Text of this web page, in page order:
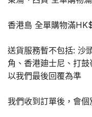
香港島 全單購物滿
送貨服務暫不包括: 沙
角、香港廸士尼、打鼓
以我們最後回覆為準
我們收到訂單後，會